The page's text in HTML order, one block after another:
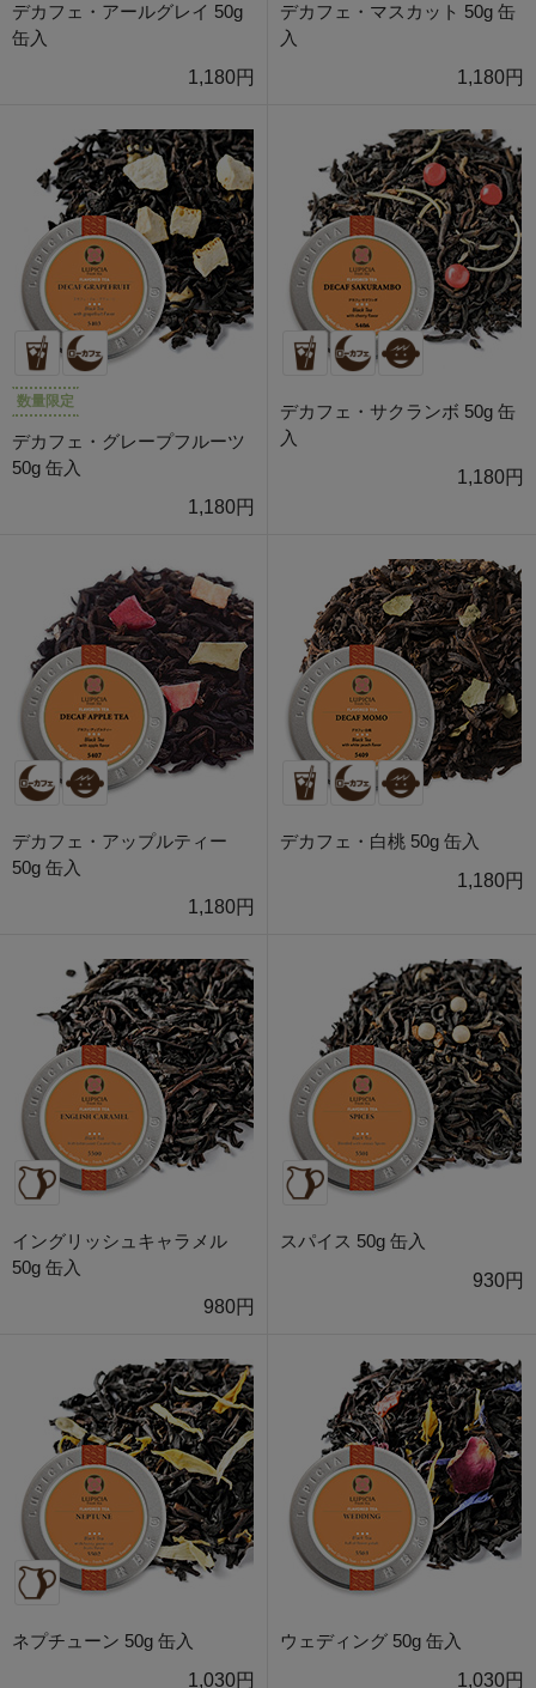
デカフェ・アールグレイ 50g
缶入
1,180円
デカフェ・マスカット 50g 缶
入
1,180円
数量限定
デカフェ・グレープフルーツ
50g 缶入
1,180円
デカフェ・サクランボ 50g 缶
入
1,180円
デカフェ・アップルティー
50g 缶入
1,180円
デカフェ・白桃 50g 缶入
1,180円
イングリッシュキャラメル
50g 缶入
980円
スパイス 50g 缶入
930円
ネプチューン 50g 缶入
1,030円
ウェディング 50g 缶入
1,030円